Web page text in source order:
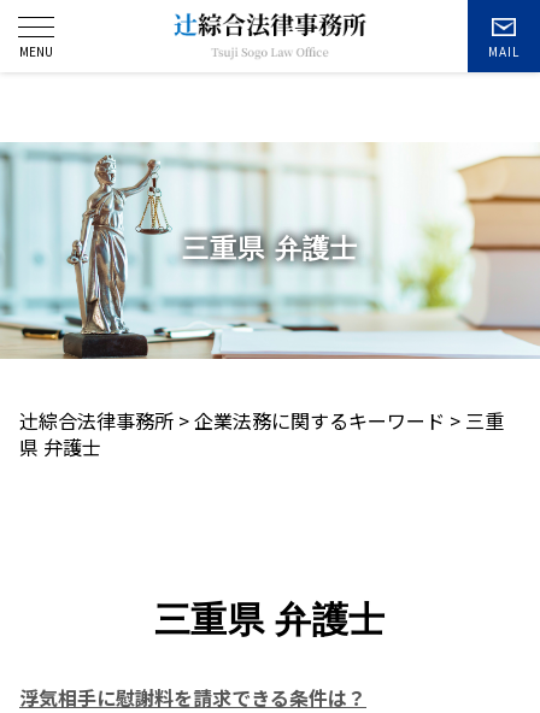
お問い合わせ
三重県 弁護士
辻󠄀綜合法律事務所 >企業法務に関するキーワード > 三重
県 弁護士
三重県 弁護士
浮気相手に慰謝料を請求できる条件は？